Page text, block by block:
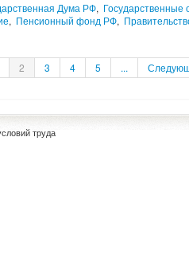
Дума РФ, Государственные
, Пенсионный фонд РФ,
2 3 4 5 ...
труда